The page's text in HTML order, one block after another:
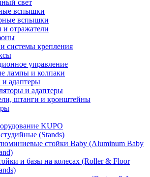
свет
вспышки
вспышки
и отражатели
системы крепления
управление
лампы и колпаки
адаптеры
и адаптеры
штанги и кронштейны
KUPO
(Stands)
стойки Baby (Aluminum Baby
и базы на колесах (Roller & Floor